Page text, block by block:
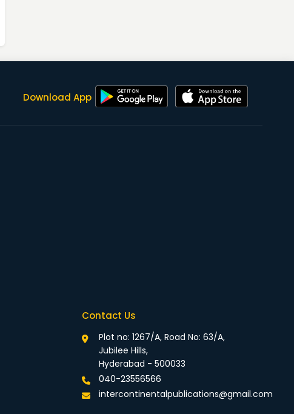
Download App
Contact Us
Plot no: 1267/A, Road No: 63/A,
Jubilee Hills,
Hyderabad - 500033
040-23556566
intercontinentalpublications@gmail.com